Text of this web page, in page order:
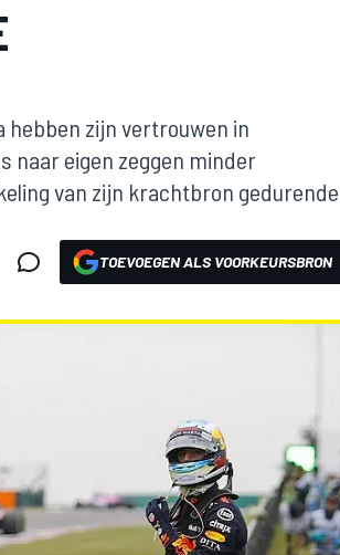
hebben zijn vertrouwen in
naar eigen zeggen minder
van zijn krachtbron gedurende
TOEVOEGEN ALS VOORKEURSBRON